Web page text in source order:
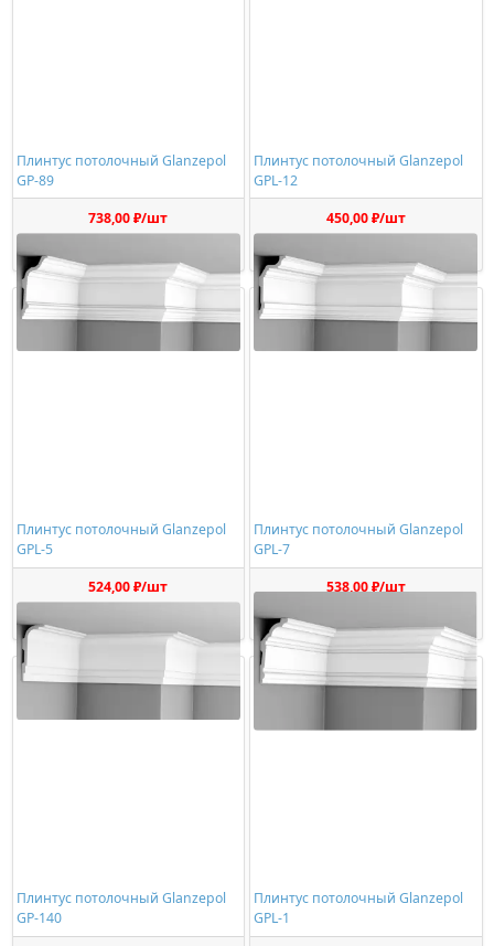
Плинтус потолочный Glanzepol
GP-89
738,00 ₽/шт
Плинтус потолочный Glanzepol
GPL-12
450,00 ₽/шт
Плинтус потолочный Glanzepol
GPL-5
524,00 ₽/шт
Плинтус потолочный Glanzepol
GPL-7
538,00 ₽/шт
Плинтус потолочный Glanzepol
GP-140
Плинтус потолочный Glanzepol
GPL-1